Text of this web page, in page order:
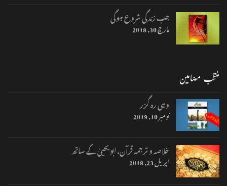
جب زندگی شروع ہوگی
مارچ 30, 2018
منتخب مضامین
وہی رہ گزر
نومبر 10, 2019
خلاصہ و ترجمہ قرآن، ابو یحییٰ کے ساتھ
اپریل 23, 2018